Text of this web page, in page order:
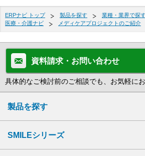
ERPナビ トップ 製品を探す 業種・業界で探
医療・介護ナビ
メディケアプロジェクトのご紹介
資料請求・お問い合わせ
具体的なご検討前のご相談でも、お気軽に
製品を探す
SMILEシリーズ